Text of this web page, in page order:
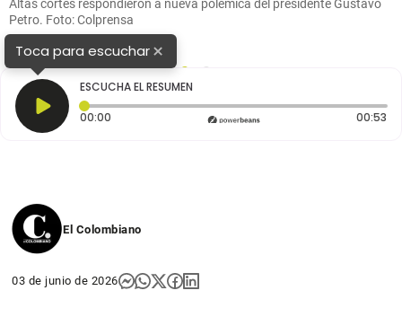
Altas cortes respondieron a nueva polémica del presidente Gustavo
Petro. Foto: Colprensa
Toca para escuchar×
ESCUCHA EL RESUMEN
00:00 Tiempo transcurrido: 0 segundos 00:53
El Colombiano
03 de junio de 2026